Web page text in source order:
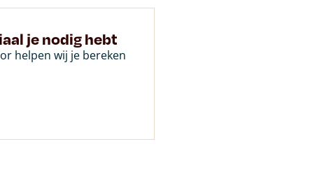
je nodig hebt
helpen wij je bereken